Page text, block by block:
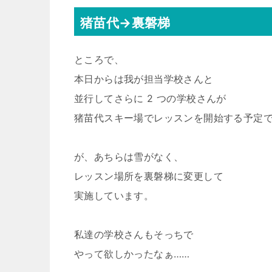
猪苗代→裏磐梯
ところで、
本日からは我が担当学校さんと
並行してさらに 2 つの学校さんが
猪苗代スキー場でレッスンを開始する予定
が、あちらは雪がなく、
レッスン場所を裏磐梯に変更して
実施しています。
私達の学校さんもそっちで
やって欲しかったなぁ……